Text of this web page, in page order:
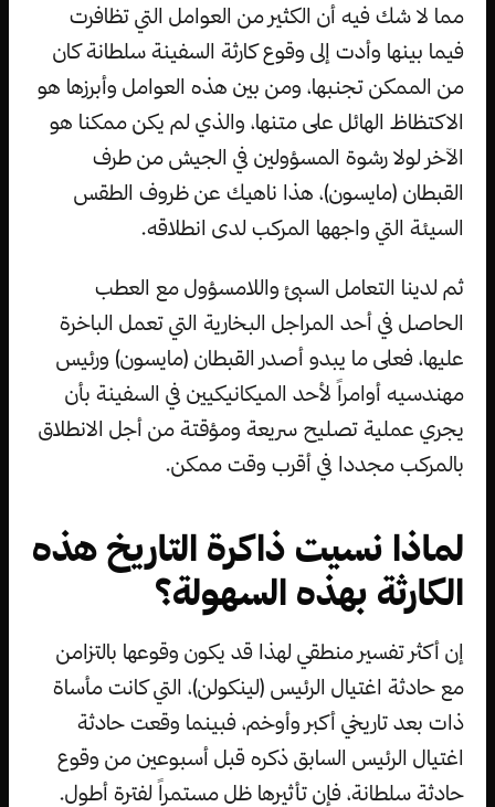
مما لا شك فيه أن الكثير من العوامل التي تظافرت
فيما بينها وأدت إلى وقوع كارثة السفينة سلطانة كان
من الممكن تجنبها، ومن بين هذه العوامل وأبرزها هو
الاكتظاظ الهائل على متنها، والذي لم يكن ممكنا هو
الآخر لولا رشوة المسؤولين في الجيش من طرف
القبطان (مايسون)، هذا ناهيك عن ظروف الطقس
السيئة التي واجهها المركب لدى انطلاقه.
ثم لدينا التعامل السيئ واللامسؤول مع العطب
الحاصل في أحد المراجل البخارية التي تعمل الباخرة
عليها، فعلى ما يبدو أصدر القبطان (مايسون) ورئيس
مهندسيه أوامراً لأحد الميكانيكيين في السفينة بأن
يجري عملية تصليح سريعة ومؤقتة من أجل الانطلاق
بالمركب مجددا في أقرب وقت ممكن.
لماذا نسيت ذاكرة التاريخ هذه
الكارثة بهذه السهولة؟
إن أكثر تفسير منطقي لهذا قد يكون وقوعها بالتزامن
مع حادثة اغتيال الرئيس (لينكولن)، التي كانت مأساة
ذات بعد تاريخي أكبر وأوخم، فبينما وقعت حادثة
اغتيال الرئيس السابق ذكره قبل أسبوعين من وقوع
حادثة سلطانة، فإن تأثيرها ظل مستمراً لفترة أطول.